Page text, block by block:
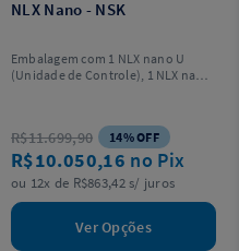
NLX Nano - NSK
Embalagem com 1 NLX nano U
(Unidade de Controle), 1 NLX nano
R$11.699,90 14% OFF
R$10.050,16 no Pix
ou 12x de R$863,42 s/ juros
Ver Opções